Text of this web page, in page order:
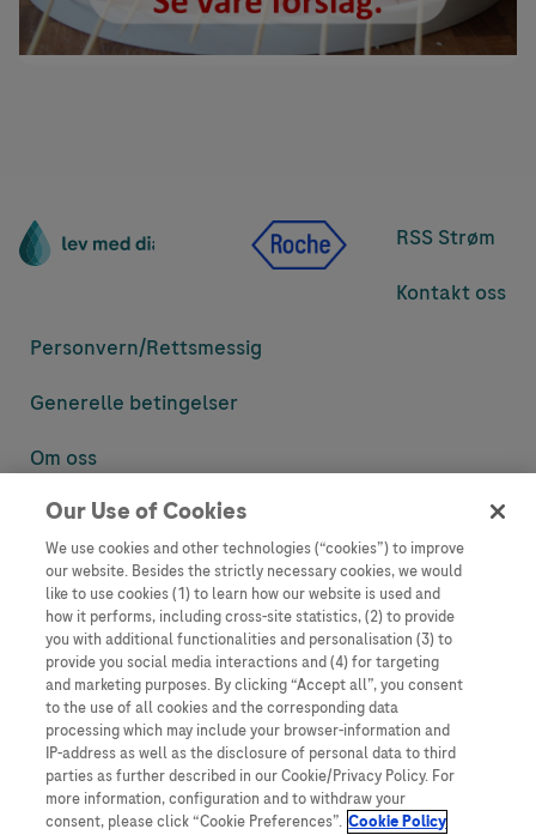
RSS Strøm
Kontakt oss
Personvern/Rettsmessig
Generelle betingelser
Om oss
Denne nettsiden inneholder informasjon som er målsatt til en stor
informasjon som ellers ikke er tilgjengelig eller gyldig i ditt land.
Vennligst vær oppmerksom på at vi ikke tar noe ansvar for tilgang til
informasjon som muligens ikke er i samsvar med noen gyldig juridisk
prosess, regulering, registrering eller bruk i bostedslandet ditt.
Roche har ikke alltid mulighet til å kvalitetssikre andres innlegg, men
vil fjerne villedende eller upassende innlegg så langt det lar seg gjøre.
Vi har ikke ansvar for innhold på eksterne nettsider som det lenkes til.
Kopiering av materiale fra dette nettstedet for bruk annet sted er ikke
tillatt uten avtale. Nettstedet selger plass til annonsører, og slikt
innhold er merket.
Dette nettstedet er ikke beregnet for å rapportere bivirkninger eller
Our Use of Cookies
We use cookies and other technologies (“cookies”) to improve
our website. Besides the strictly necessary cookies, we would
like to use cookies (1) to learn how our website is used and
how it performs, including cross-site statistics, (2) to provide
you with additional functionalities and personalisation (3) to
provide you social media interactions and (4) for targeting
and marketing purposes. By clicking “Accept all”, you consent
to the use of all cookies and the corresponding data
processing which may include your browser-information and
IP-address as well as the disclosure of personal data to third
parties as further described in our Cookie/Privacy Policy. For
more information, configuration and to withdraw your
consent, please click “Cookie Preferences”. Cookie Policy